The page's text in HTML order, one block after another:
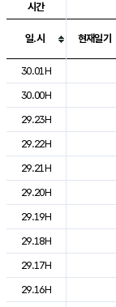
도시별 기상실황표
시간
일.시 현재일기
30.01H
30.00H
29.23H
29.22H
29.21H
29.20H
29.19H
29.18H
29.17H
29.16H